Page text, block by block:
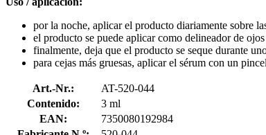
por la noche, aplicar el producto diariamente sobre
el producto se puede aplicar como delineador de
finalmente, deja que el producto se seque durante
para cejas más gruesas, aplicar el sérum con un
Art.-Nr.:
AT-520-044
Contenido:
3 ml
EAN:
7350080192984